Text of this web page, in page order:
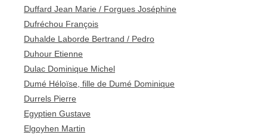
Duffard Jean Marie / Forgues Joséphine
Dufréchou François
Duhalde Laborde Bertrand / Pedro
Duhour Etienne
Dulac Dominique Michel
Dumé Héloïse, fille de Dumé Dominique
Durrels Pierre
Egyptien Gustave
Elgoyhen Martin